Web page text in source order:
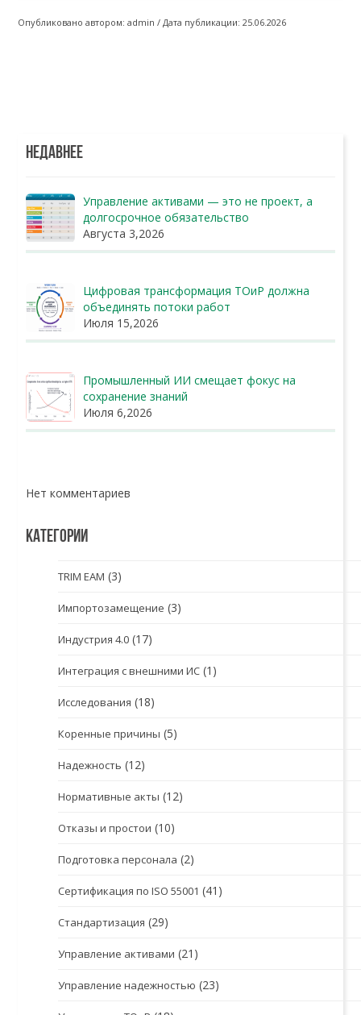
Опубликовано автором: admin / Дата публикации: 25.06.2026
НЕДАВНЕЕ
Управление активами — это не проект, а
долгосрочное обязательство
Августа 3,2026
Цифровая трансформация ТОиР должна
объединять потоки работ
Июля 15,2026
Промышленный ИИ смещает фокус на
сохранение знаний
Июля 6,2026
Нет комментариев
КАТЕГОРИИ
TRIM EAM (3)
Импортозамещение (3)
Индустрия 4.0 (17)
Интеграция с внешними ИС (1)
Исследования (18)
Коренные причины (5)
Надежность (12)
Нормативные акты (12)
Отказы и простои (10)
Подготовка персонала (2)
Сертификация по ISO 55001 (41)
Стандартизация (29)
Управление активами (21)
Управление надежностью (23)